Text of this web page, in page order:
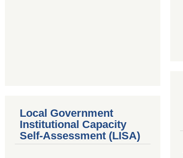
Local Government
Institutional Capacity
Self-Assessment (LISA)